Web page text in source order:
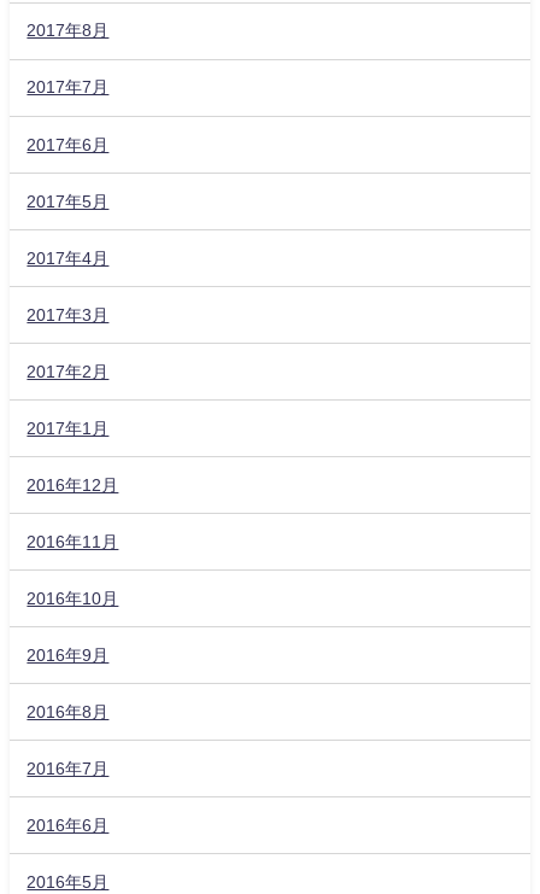
2017年8月
2017年7月
2017年6月
2017年5月
2017年4月
2017年3月
2017年2月
2017年1月
2016年12月
2016年11月
2016年10月
2016年9月
2016年8月
2016年7月
2016年6月
2016年5月